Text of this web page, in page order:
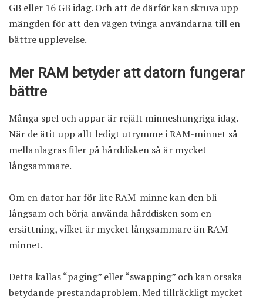
GB eller 16 GB idag. Och att de därför kan skruva upp
mängden för att den vägen tvinga användarna till en
bättre upplevelse.
Mer RAM betyder att datorn fungerar
bättre
Många spel och appar är rejält minneshungriga idag.
När de ätit upp allt ledigt utrymme i RAM-minnet så
mellanlagras filer på hårddisken så är mycket
långsammare.
Om en dator har för lite RAM-minne kan den bli
långsam och börja använda hårddisken som en
ersättning, vilket är mycket långsammare än RAM-
minnet.
Detta kallas “paging” eller “swapping” och kan orsaka
betydande prestandaproblem. Med tillräckligt mycket